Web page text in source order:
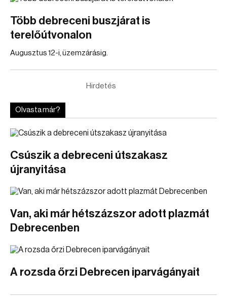
Több debreceni buszjárat is
terelőútvonalon
Augusztus 12-i, üzemzárásig.
Hirdetés
Olvasta már?
Csúszik a debreceni útszakasz
újranyitása
Van, aki már hétszázszor adott plazmát
Debrecenben
A rozsda őrzi Debrecen iparvágányait